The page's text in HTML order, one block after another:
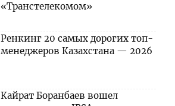
«Транстелекомом»
Ренкинг 20 самых дорогих топ-
менеджеров Казахстана — 2026
Кайрат Боранбаев вошел